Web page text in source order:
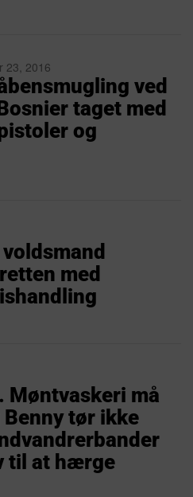
23, 2016
ved
taget med
og
med
Møntvaskeri må
Benny tør ikke
til at hærge